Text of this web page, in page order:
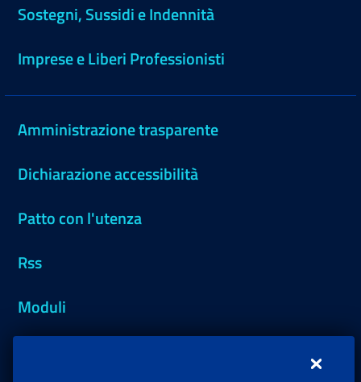
Sostegni, Sussidi e Indennità
Imprese e Liberi Professionisti
Amministrazione trasparente
Dichiarazione accessibilità
Patto con l'utenza
Rss
Moduli